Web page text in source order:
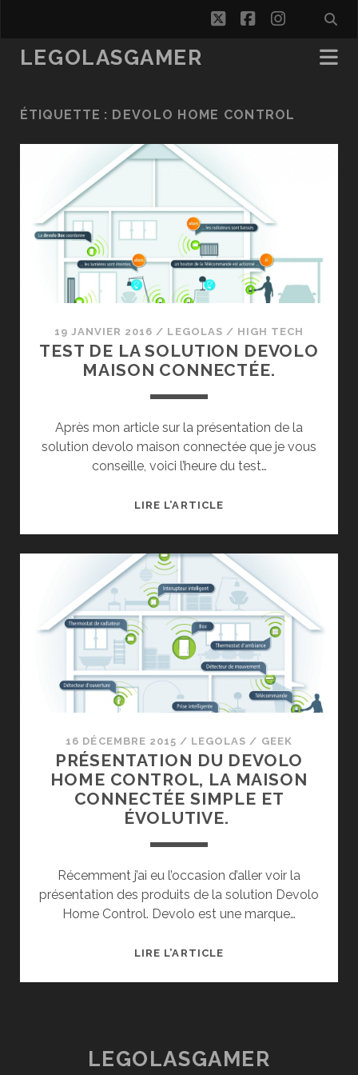
twitterfacebook
LEGOLASGAMER
ÉTIQUETTE : DEVOLO HOME CONTROL
19 JANVIER 2016 / LEGOLAS / HIGH TECH
TEST DE LA SOLUTION DEVOLO
MAISON CONNECTÉE.
Après mon article sur la présentation de la
solution devolo maison connectée que je vous
conseille, voici l’heure du test…
LIRE L’ARTICLETEST
SOLUTION
DEVOLO
MAISON
CONNECTÉE.
16 DÉCEMBRE 2015 / LEGOLAS / GEEK
PRÉSENTATION DU DEVOLO
HOME CONTROL, LA MAISON
CONNECTÉE SIMPLE ET
ÉVOLUTIVE.
Récemment j’ai eu l’occasion d’aller voir la
présentation des produits de la solution Devolo
Home Control. Devolo est une marque…
LIRE L’ARTICLEPRÉSENTATION
MAISON
LEGOLASGAMER